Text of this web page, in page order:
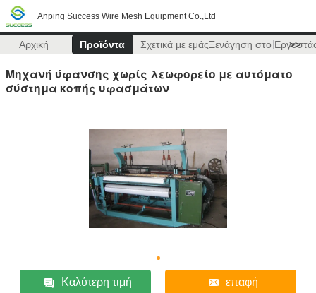
Anping Success Wire Mesh Equipment Co.,Ltd
Αρχική Προϊόντα Σχετικά με εμάςΞενάγηση στο >>
Μηχανή ύφανσης χωρίς λεωφορείο με αυτόματο
σύστημα κοπής υφασμάτων
Καλύτερη τιμή επαφή